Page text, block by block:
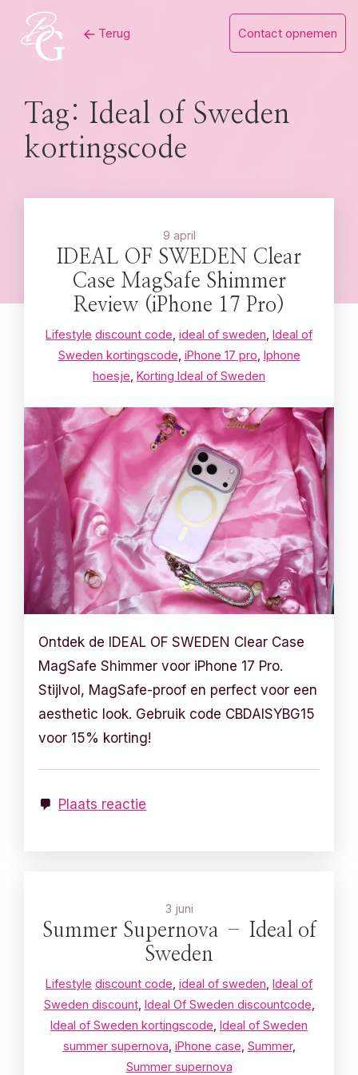
content
Terug Contact opnemen
Tag: Ideal of Sweden
kortingscode
9 april
IDEAL OF SWEDEN Clear
Case MagSafe Shimmer
Review (iPhone 17 Pro)
Lifestyle discount code ideal of sweden Ideal of
Sweden kortingscode iPhone 17 pro Iphone
hoesje Korting Ideal of Sweden
Ontdek de IDEAL OF SWEDEN Clear Case
MagSafe Shimmer voor iPhone 17 Pro.
Stijlvol, MagSafe-proof en perfect voor een
aesthetic look. Gebruik code CBDAISYBG15
voor 15% korting!
Plaats reactie
3 juni
Summer Supernova – Ideal of
Sweden
Lifestyle discount code ideal of sweden Ideal of
Sweden discount, Ideal Of Sweden discountcode
Ideal of Sweden kortingscode Ideal of Sweden
summer supernova iPhone case Summer,
Summer supernova